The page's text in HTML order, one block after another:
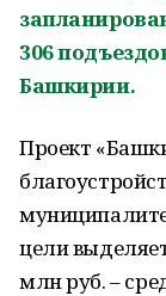
306
Башкирии.
Проект
цели
млн руб. –